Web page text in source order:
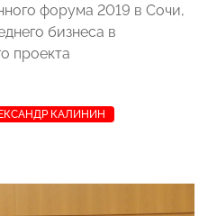
форума 2019 в Сочи,
бизнеса в
проекта
КАЛИНИН